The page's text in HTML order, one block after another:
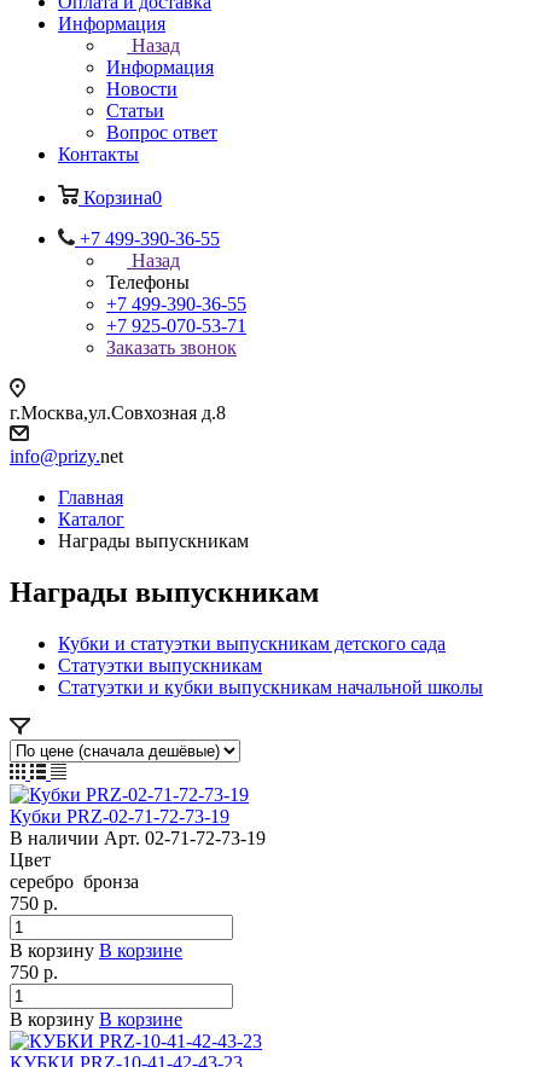
Информация
Назад
Информация
Новости
Статьи
Вопрос ответ
Контакты
Корзина0
+7 499-390-36-55
Назад
Телефоны
+7 499-390-36-55
+7 925-070-53-71
Заказать звонок
г.Москва,ул.Совхозная д.8
info@prizy.net
Главная
Каталог
Награды выпускникам
Награды выпускникам
Кубки и статуэтки выпускникам детского сада
Статуэтки выпускникам
Статуэтки и кубки выпускникам начальной школы
Кубки PRZ-02-71-72-73-19
В наличии Арт. 02-71-72-73-19
Цвет
серебро бронза
750 р.
В корзину В корзине
750 р.
В корзину В корзине
КУБКИ PRZ-10-41-42-43-23